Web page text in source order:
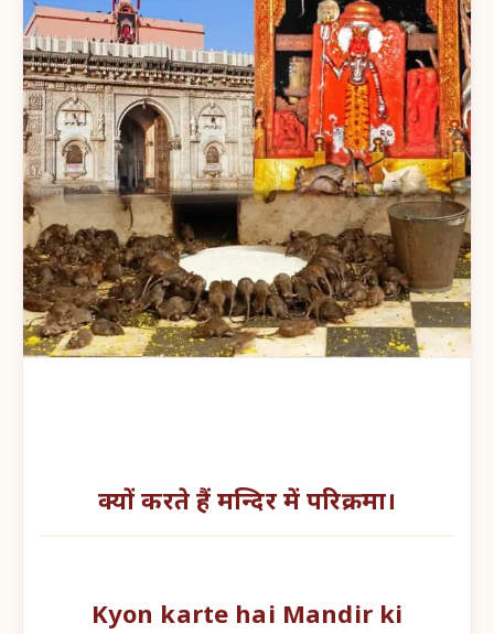
क्यों करते हैं मन्दिर में परिक्रमा।
Kyon karte hai Mandir ki